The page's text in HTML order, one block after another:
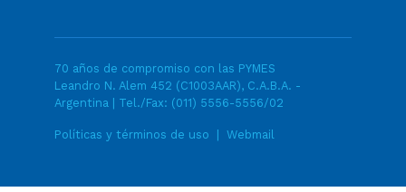
70 años de compromiso con las PYMES
Leandro N. Alem 452 (C1003AAR), C.A.B.A. -
Argentina | Tel./Fax: (011) 5556-5556/02
Políticas y términos de uso Webmail